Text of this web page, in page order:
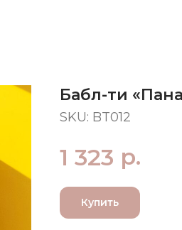
Бабл-ти
SKU: BT012
1 323 р.
Купить